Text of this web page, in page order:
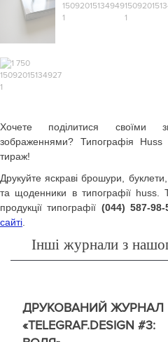
Хочете поділитися своїми
зображеннями? Типографія
тираж!
Друкуйте яскраві брошури,
та щоденники в типографії
продукції типографії (044) 587-98-
сайті
Інші журнали з
ДРУКОВАНИЙ ЖУРНАЛ
«TELEGRAF.DESIGN #3: